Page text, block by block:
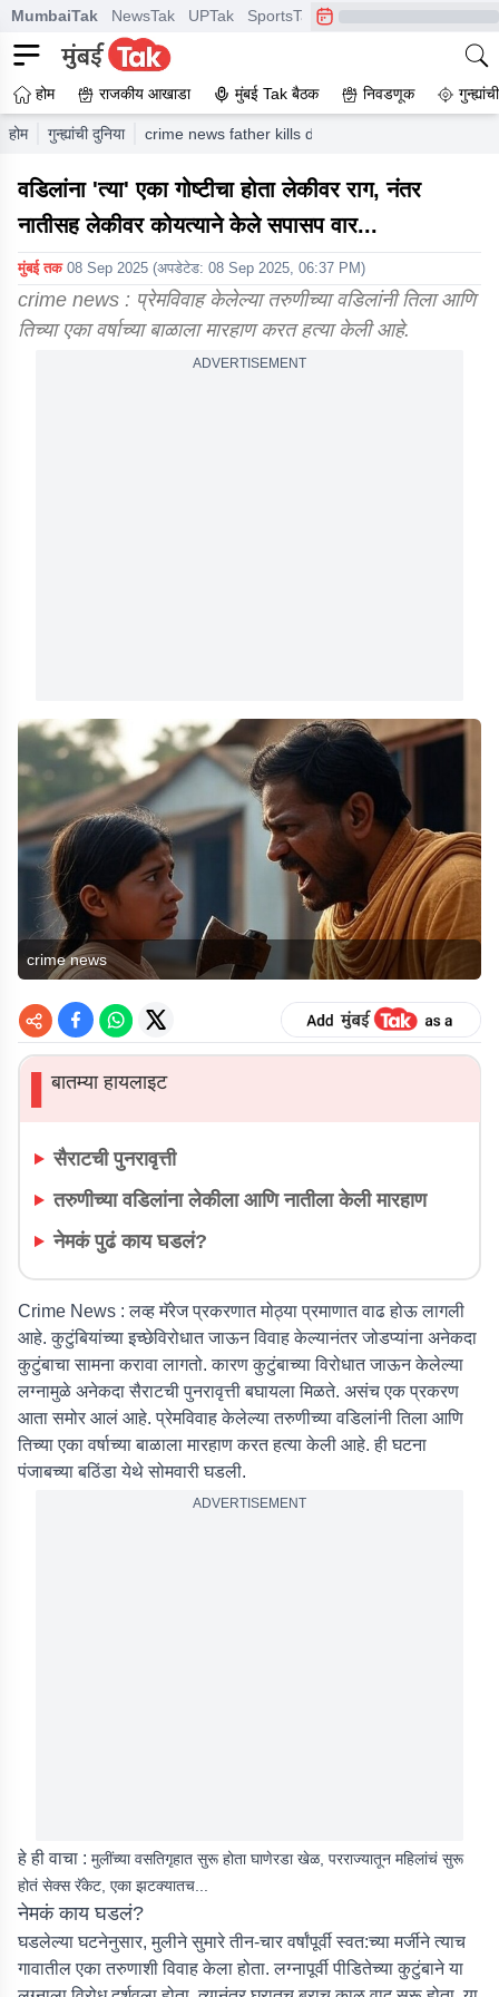
MumbaiTak NewsTak UPTak SportsTak CrimeTak
होम राजकीय आखाडा मुंबई Tak बैठक निवडणूक
होम गुन्ह्यांची दुनिया crime news father kills daughter for love marriage
वडिलांना 'त्या' एका गोष्टीचा होता लेकीवर राग, नंतर
नातीसह लेकीवर कोयत्याने केले सपासप वार...
मुंबई तक 08 Sep 2025 (अपडेटेड: 08 Sep 2025, 06:37 PM)
crime news : प्रेमविवाह केलेल्या तरुणीच्या वडिलांनी तिला आणि
तिच्या एका वर्षाच्या बाळाला मारहाण करत हत्या केली आहे.
ADVERTISEMENT
crime news
▌बातम्या हायलाइट
सैराटची पुनरावृत्ती
तरुणीच्या वडिलांना लेकीला आणि नातीला केली मारहाण
नेमकं पुढं काय घडलं?
Crime News :लव्ह मॅरेज प्रकरणात मोठ्या प्रमाणात वाढ होऊ लागली
आहे. कुटुंबियांच्या इच्छेविरोधात जाऊन विवाह केल्यानंतर जोडप्यांना अनेकदा
कुटुंबाचा सामना करावा लागतो. कारण कुटुंबाच्या विरोधात जाऊन केलेल्या
लग्नामुळे अनेकदा सैराटची पुनरावृत्ती बघायला मिळते. असंच एक प्रकरण
आता समोर आलं आहे. प्रेमविवाह केलेल्या तरुणीच्या वडिलांनी तिला आणि
तिच्या एका वर्षाच्या बाळाला मारहाण करत हत्या केली आहे. ही घटना
पंजाबच्या बठिंडा येथे सोमवारी घडली.
ADVERTISEMENT
हे ही वाचा : मुलींच्या वसतिगृहात सुरू होता घाणेरडा खेळ, परराज्यातून महिलांचं सुरू
होतं सेक्स रॅकेट, एका झटक्यातच...
नेमकं काय घडलं?
घडलेल्या घटनेनुसार, मुलीने सुमारे तीन-चार वर्षांपूर्वी स्वत:च्या मर्जीने त्याच
गावातील एका तरुणाशी विवाह केला होता. लग्नापूर्वी पीडितेच्या कुटुंबाने या